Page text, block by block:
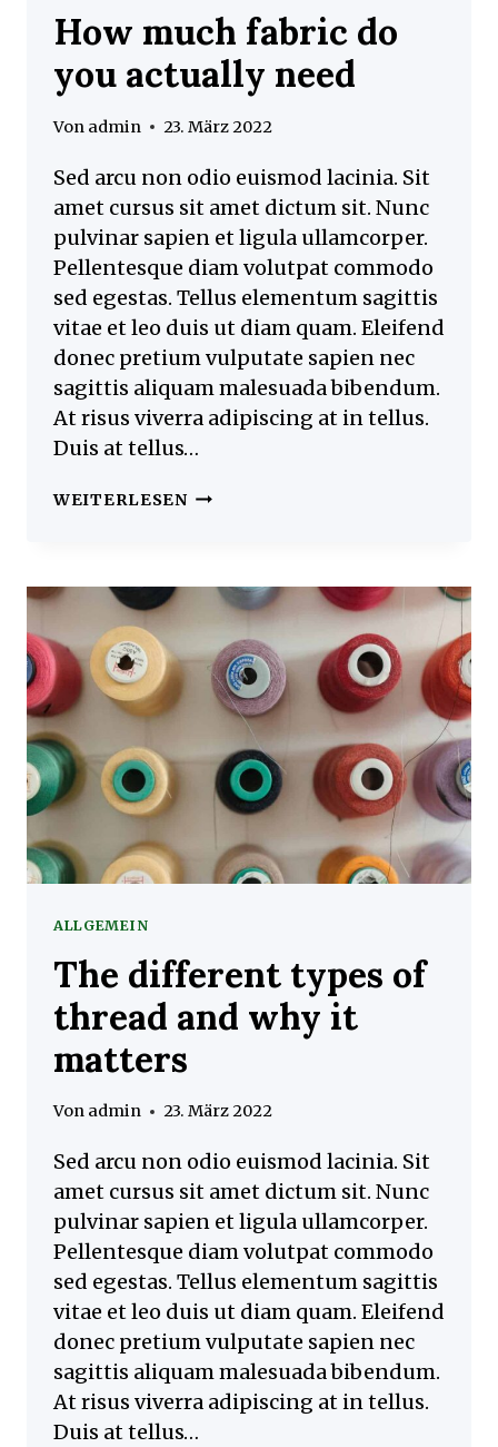
How much fabric do
you actually need
Von admin 23. März 2022
Sed arcu non odio euismod lacinia. Sit
amet cursus sit amet dictum sit. Nunc
pulvinar sapien et ligula ullamcorper.
Pellentesque diam volutpat commodo
sed egestas. Tellus elementum sagittis
vitae et leo duis ut diam quam. Eleifend
donec pretium vulputate sapien nec
sagittis aliquam malesuada bibendum.
At risus viverra adipiscing at in tellus.
Duis at tellus…
WEITERLESENHOW
DO
ACTUALLY
NEED
ALLGEMEIN
The different types of
thread and why it
matters
Von admin 23. März 2022
Sed arcu non odio euismod lacinia. Sit
amet cursus sit amet dictum sit. Nunc
pulvinar sapien et ligula ullamcorper.
Pellentesque diam volutpat commodo
sed egestas. Tellus elementum sagittis
vitae et leo duis ut diam quam. Eleifend
donec pretium vulputate sapien nec
sagittis aliquam malesuada bibendum.
At risus viverra adipiscing at in tellus.
Duis at tellus…